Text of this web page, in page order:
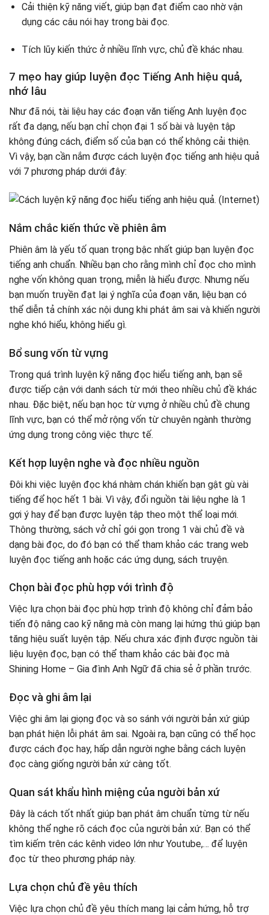
Cải thiện kỹ năng viết, giúp bạn đạt điểm cao nhờ vận
dụng các câu nói hay trong bài đọc.
Tích lũy kiến thức ở nhiều lĩnh vực, chủ đề khác nhau.
7 mẹo hay giúp luyện đọc Tiếng Anh hiệu quả,
nhớ lâu
Như đã nói, tài liệu hay các đoạn văn tiếng Anh luyện đọc
rất đa dạng, nếu bạn chỉ chọn đại 1 số bài và luyện tập
không đúng cách, điểm số của bạn có thể không cải thiện.
Vì vậy, bạn cần nắm được cách luyện đọc tiếng anh hiệu quả
với 7 phương pháp dưới đây:
Nắm chắc kiến thức về phiên âm
Phiên âm là yếu tố quan trọng bậc nhất giúp bạn luyện đọc
tiếng anh chuẩn. Nhiều bạn cho rằng mình chỉ đọc cho mình
nghe vốn không quan trọng, miễn là hiểu được. Nhưng nếu
bạn muốn truyền đạt lại ý nghĩa của đoạn văn, liệu bạn có
thể diễn tả chính xác nội dung khi phát âm sai và khiến người
nghe khó hiểu, không hiểu gì.
Bổ sung vốn từ vựng
Trong quá trình luyện kỹ năng đọc hiểu tiếng anh, bạn sẽ
được tiếp cận với danh sách từ mới theo nhiều chủ đề khác
nhau. Đặc biệt, nếu bạn học từ vựng ở nhiều chủ đề chung
lĩnh vực, bạn có thể mở rộng vốn từ chuyên ngành thường
ứng dụng trong công việc thực tế.
Kết hợp luyện nghe và đọc nhiều nguồn
Đôi khi việc luyện đọc khá nhàm chán khiến bạn gật gù vài
tiếng để học hết 1 bài. Vì vậy, đổi nguồn tài liệu nghe là 1
gợi ý hay để bạn được luyện tập theo một thể loại mới.
Thông thường, sách vở chỉ gói gọn trong 1 vài chủ đề và
dạng bài đọc, do đó bạn có thể tham khảo các trang web
luyện đọc tiếng anh hoặc các ứng dụng, sách truyện.
Chọn bài đọc phù hợp với trình độ
Việc lựa chọn bài đọc phù hợp trình độ không chỉ đảm bảo
tiến độ nâng cao kỹ năng mà còn mang lại hứng thú giúp bạn
tăng hiệu suất luyện tập. Nếu chưa xác định được nguồn tài
liệu luyện đọc, bạn có thể tham khảo các bài đọc mà
Shining Home – Gia đình Anh Ngữ đã chia sẻ ở phần trước.
Đọc và ghi âm lại
Việc ghi âm lại giọng đọc và so sánh với người bản xứ giúp
bạn phát hiện lỗi phát âm sai. Ngoài ra, bạn cũng có thể học
được cách đọc hay, hấp dẫn người nghe bằng cách luyện
đọc càng giống người bản xứ càng tốt.
Quan sát khẩu hình miệng của người bản xứ
Đây là cách tốt nhất giúp bạn phát âm chuẩn từng từ nếu
không thể nghe rõ cách đọc của người bản xứ. Bạn có thể
tìm kiếm trên các kênh video lớn như Youtube,… để luyện
đọc từ theo phương pháp này.
Lựa chọn chủ đề yêu thích
Việc lựa chọn chủ đề yêu thích mang lại cảm hứng, hỗ trợ